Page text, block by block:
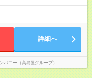
詳細へ
パニー（高島屋グループ）